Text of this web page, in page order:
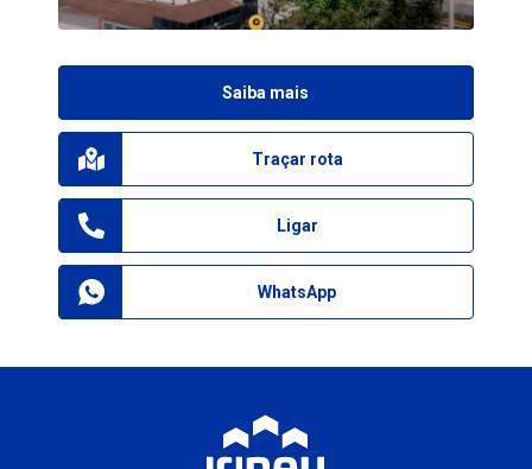
Saiba mais
Traçar rota
Ligar
WhatsApp